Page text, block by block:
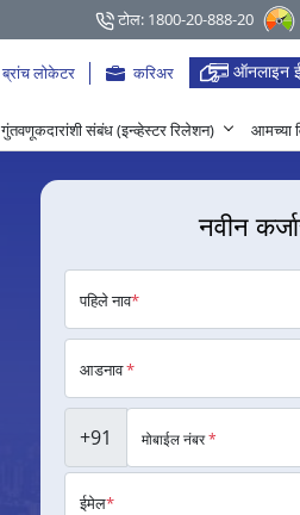
टोल: 1800-20-888-20
ब्रांच लोकेटर करिअर ऑनलाइन
गुंतवणूकदारांशी संबंध (इन्व्हेस्टर रिलेशन) आमच्या
नवीन
पहिले नाव*
आडनाव*
+91 मोबाईल नंबर*
ईमेल*